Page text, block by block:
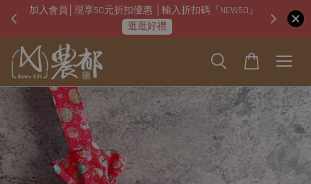
加入會員│現享50元折扣優惠 │輸入折扣碼『NEW50』
逛逛好禮
即日